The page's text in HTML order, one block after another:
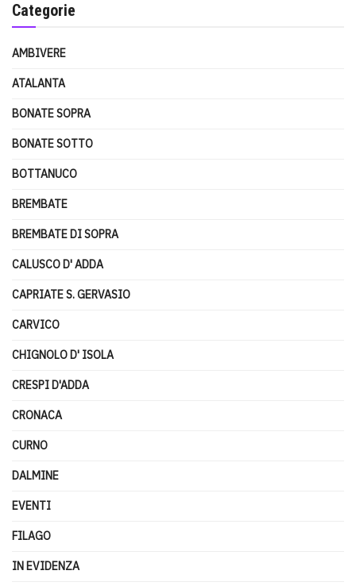
Categorie
AMBIVERE
ATALANTA
BONATE SOPRA
BONATE SOTTO
BOTTANUCO
BREMBATE
BREMBATE DI SOPRA
CALUSCO D' ADDA
CAPRIATE S. GERVASIO
CARVICO
CHIGNOLO D' ISOLA
CRESPI D'ADDA
CRONACA
CURNO
DALMINE
EVENTI
FILAGO
IN EVIDENZA